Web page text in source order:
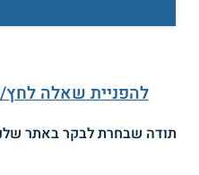
להפניית שאלה לחץ/
תודה שבחרת לבקר באתר